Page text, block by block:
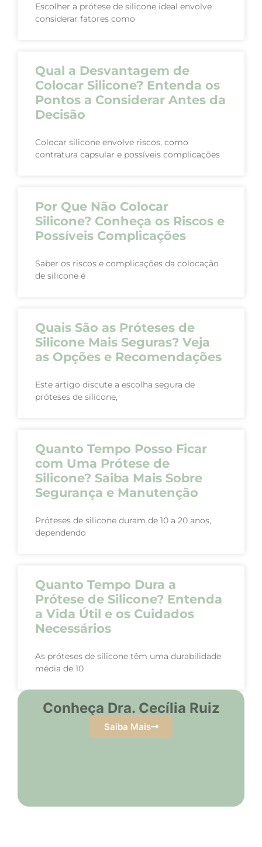
Escolher a prótese de silicone ideal envolve
considerar fatores como
Qual a Desvantagem de
Colocar Silicone? Entenda os
Pontos a Considerar Antes da
Decisão
Colocar silicone envolve riscos, como
contratura capsular e possíveis complicações
Por Que Não Colocar
Silicone? Conheça os Riscos e
Possíveis Complicações
Saber os riscos e complicações da colocação
de silicone é
Quais São as Próteses de
Silicone Mais Seguras? Veja
as Opções e Recomendações
Este artigo discute a escolha segura de
próteses de silicone,
Quanto Tempo Posso Ficar
com Uma Prótese de
Silicone? Saiba Mais Sobre
Segurança e Manutenção
Próteses de silicone duram de 10 a 20 anos,
dependendo
Quanto Tempo Dura a
Prótese de Silicone? Entenda
a Vida Útil e os Cuidados
Necessários
As próteses de silicone têm uma durabilidade
média de 10
Conheça Dra. Cecília Ruiz
Saiba Mais